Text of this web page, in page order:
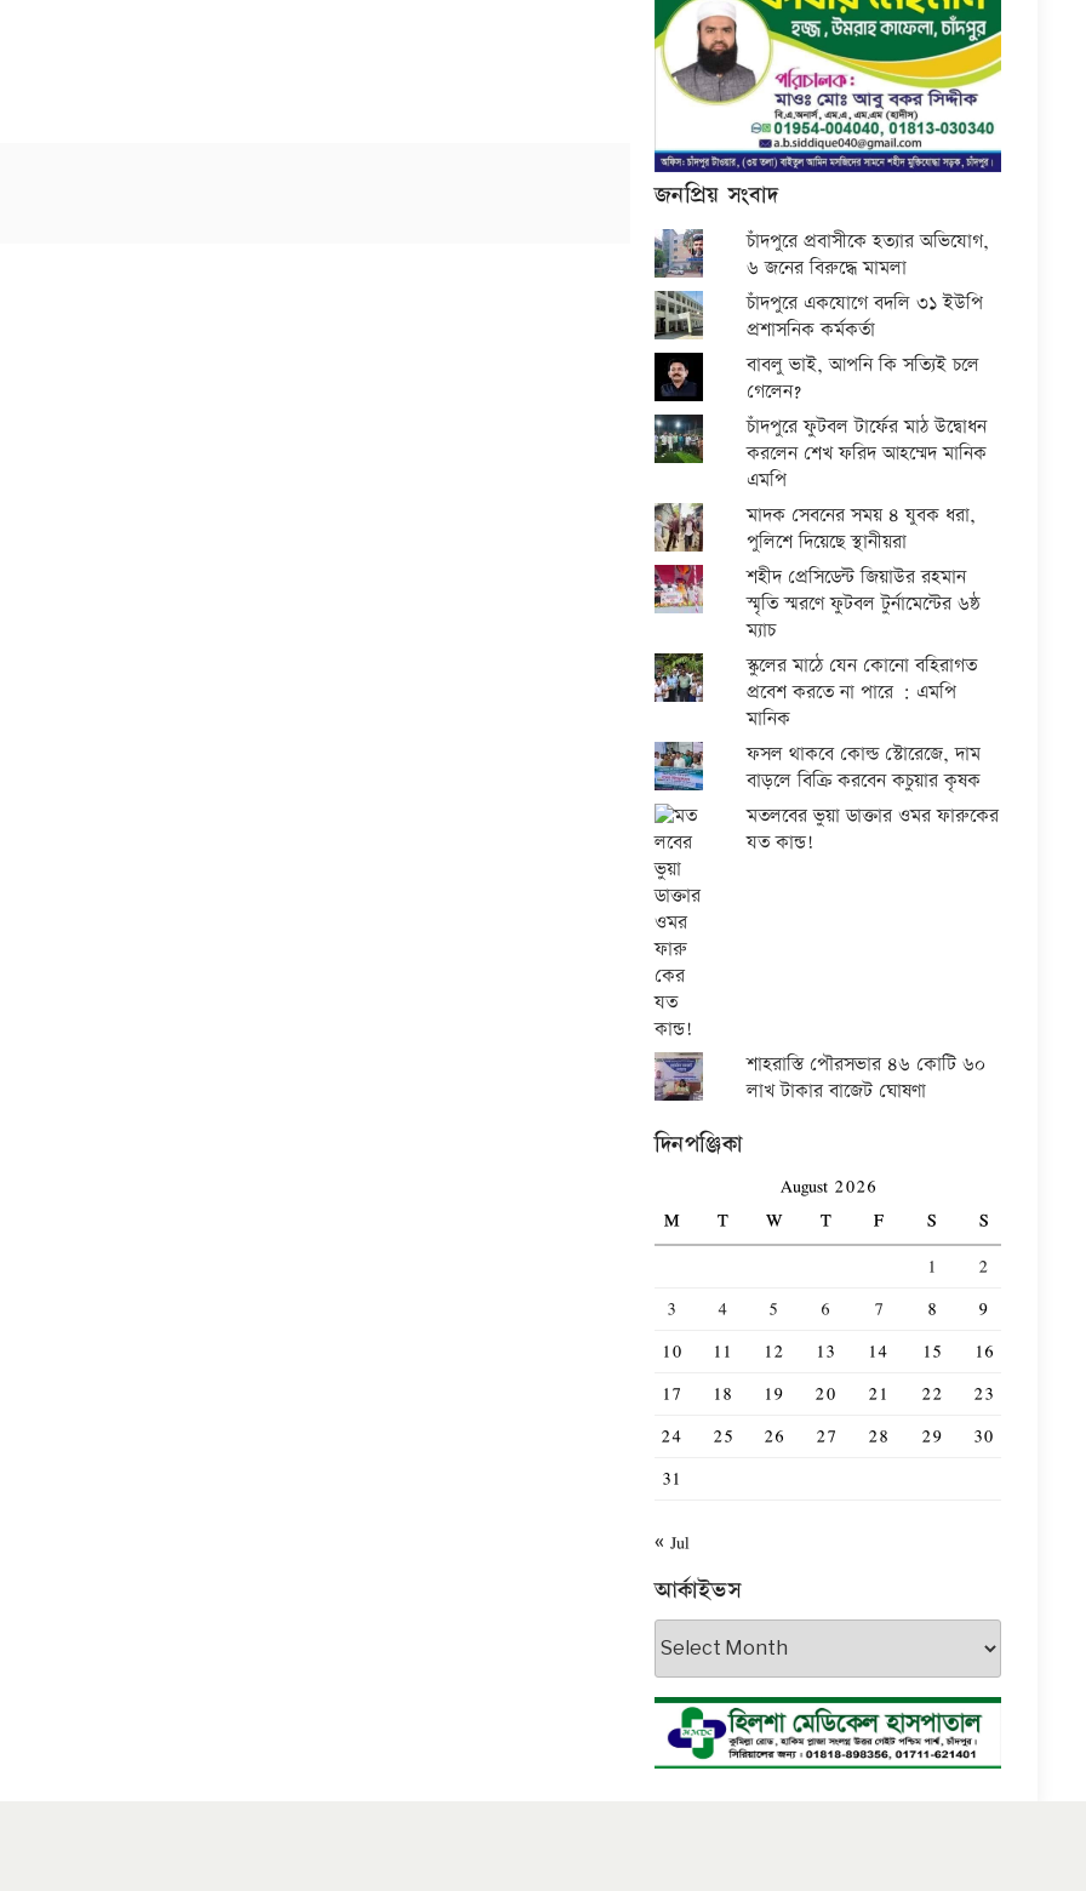
জনপ্রিয় সংবাদ
চাঁদপুরে প্রবাসীকে হত্যার অভিযোগ,
৬ জনের বিরুদ্ধে মামলা
চাঁদপুরে একযোগে বদলি ৩১ ইউপি
প্রশাসনিক কর্মকর্তা
বাবলু ভাই, আপনি কি সত্যিই চলে
গেলেন?
চাঁদপুরে ফুটবল টার্ফের মাঠ উদ্বোধন
করলেন শেখ ফরিদ আহম্মেদ মানিক
এমপি
মাদক সেবনের সময় ৪ যুবক ধরা,
পুলিশে দিয়েছে স্থানীয়রা
শহীদ প্রেসিডেন্ট জিয়াউর রহমান
স্মৃতি স্মরণে ফুটবল টুর্নামেন্টের ৬ষ্ঠ
ম্যাচ
স্কুলের মাঠে যেন কোনো বহিরাগত
প্রবেশ করতে না পারে : এমপি
মানিক
ফসল থাকবে কোল্ড স্টোরেজে, দাম
বাড়লে বিক্রি করবেন কচুয়ার কৃষক
মতলবের ভুয়া ডাক্তার ওমর ফারুকের
যত কান্ড!
শাহরাস্তি পৌরসভার ৪৬ কোটি ৬০
লাখ টাকার বাজেট ঘোষণা
দিনপঞ্জিকা
August 2026
M
T W T F S
S
1
2
3
4 5 6 7 8
9
10
11 12 13 14 15
16
17
18 19 20 21 22
23
24
25 26 27 28 29
30
31
« Jul
আর্কাইভস
আর্কাইভস